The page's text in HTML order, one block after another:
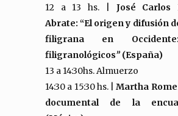
12 a 13 hs. | José Carlos
Abrate: “El origen y difusión
filigrana en
filigranológicos” (España)
13 a 14:30hs. Almuerzo
14:30 a 15:30 hs. |Martha
documental de la